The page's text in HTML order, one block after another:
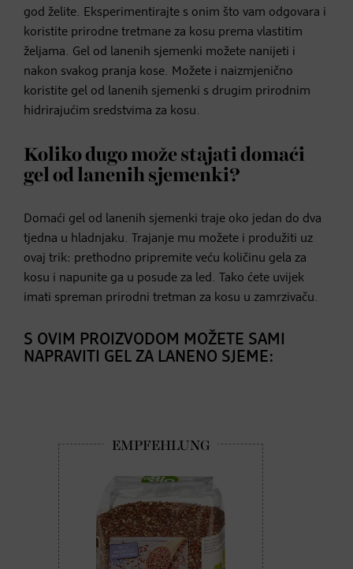
god želite. Eksperimentirajte s onim što vam odgovara i
koristite prirodne tretmane za kosu prema vlastitim
željama. Gel od lanenih sjemenki možete nanijeti i
nakon svakog pranja kose. Možete i naizmjenično
koristite gel od lanenih sjemenki s drugim prirodnim
hidrirajućim sredstvima za kosu.
Koliko dugo može stajati domaći
gel od lanenih sjemenki?
Domaći gel od lanenih sjemenki traje oko jedan do dva
tjedna u hladnjaku. Trajanje mu možete i produžiti uz
ovaj trik: prethodno pripremite veću količinu gela za
kosu i napunite ga u posude za led. Tako ćete uvijek
imati spreman prirodni tretman za kosu u zamrzivaču.
S OVIM PROIZVODOM MOŽETE SAMI
NAPRAVITI GEL ZA LANENO SJEME: